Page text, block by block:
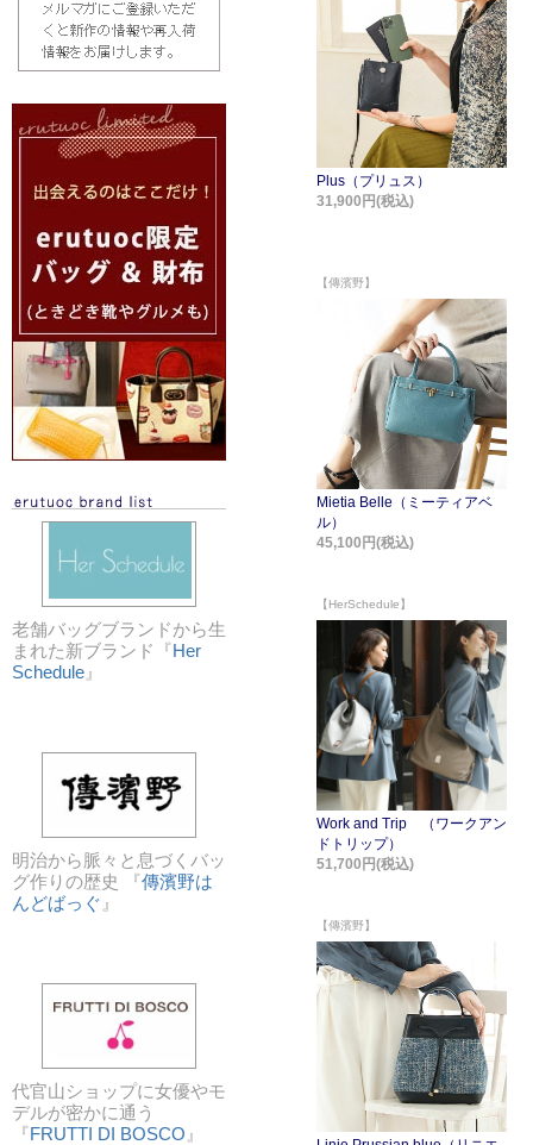
老舗バッグブランドから生
まれた新ブランド『Her
Schedule 』
明治から脈々と息づくバッ
グ作りの歴史 『傳濱野は
んどばっぐ 』
代官山ショップに女優やモ
デルが密かに通う
『FRUTTI DI BOSCO 』